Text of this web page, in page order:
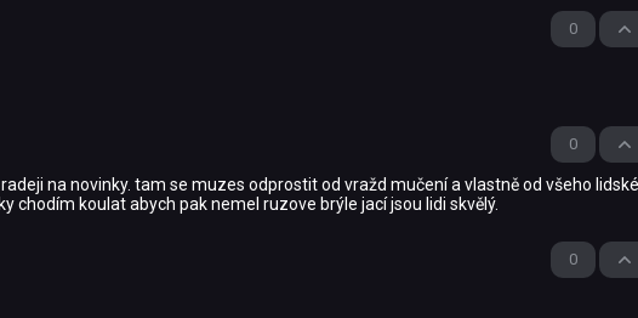
0
0
na novinky. tam se muzes odprostit od vražd mučení a vlastně od všeho
chodím koulat abych pak nemel ruzove brýle jací jsou lidi skvělý.
0